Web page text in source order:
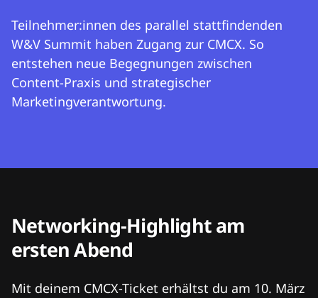
Teilnehmer:innen des parallel stattfindenden
W&V Summit haben Zugang zur CMCX. So
entstehen neue Begegnungen zwischen
Content-Praxis und strategischer
Marketingverantwortung.
Networking-Highlight am
ersten Abend
Mit deinem CMCX-Ticket erhältst du am 10. März